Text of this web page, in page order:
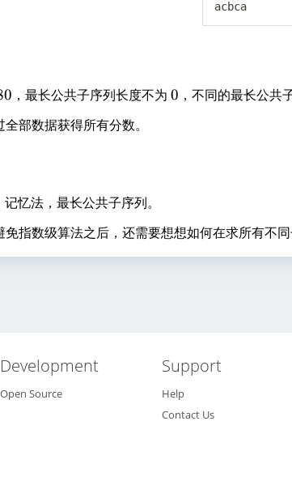
，最长公共子序列长度不为 0
0 ，不同的最长公共
部数据获得所有分数。
忆法，最长公共子序列。
指数级算法之后，还需要想想如何在求所有不同
Development
Open Source
Support
Help
Contact Us